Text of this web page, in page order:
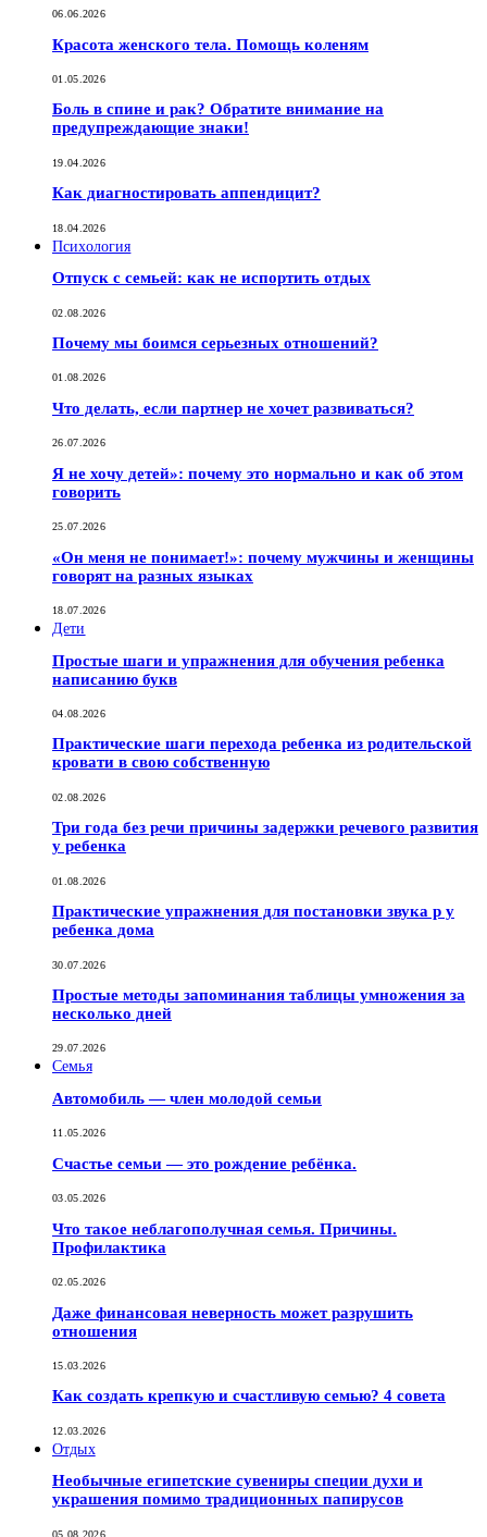
06.06.2026
Красота женского тела. Помощь коленям
01.05.2026
Боль в спине и рак? Обратите внимание на
предупреждающие знаки!
19.04.2026
Как диагностировать аппендицит?
18.04.2026
Психология
Отпуск с семьей: как не испортить отдых
02.08.2026
Почему мы боимся серьезных отношений?
01.08.2026
Что делать, если партнер не хочет развиваться?
26.07.2026
Я не хочу детей»: почему это нормально и как об этом
говорить
25.07.2026
«Он меня не понимает!»: почему мужчины и женщины
говорят на разных языках
18.07.2026
Дети
Простые шаги и упражнения для обучения ребенка
написанию букв
04.08.2026
Практические шаги перехода ребенка из родительской
кровати в свою собственную
02.08.2026
Три года без речи причины задержки речевого развития
у ребенка
01.08.2026
Практические упражнения для постановки звука р у
ребенка дома
30.07.2026
Простые методы запоминания таблицы умножения за
несколько дней
29.07.2026
Семья
Автомобиль — член молодой семьи
11.05.2026
Счастье семьи — это рождение ребёнка.
03.05.2026
Что такое неблагополучная семья. Причины.
Профилактика
02.05.2026
Даже финансовая неверность может разрушить
отношения
15.03.2026
Как создать крепкую и счастливую семью? 4 совета
12.03.2026
Отдых
Необычные египетские сувениры специи духи и
украшения помимо традиционных папирусов
05.08.2026